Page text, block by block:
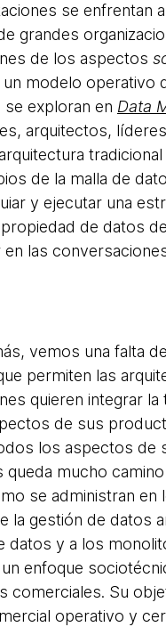
se enfrentan
grandes
de los aspectos
modelo operativo
se exploran en Data
arquitectos,
de la malla de
y ejecutar una
de datos
las
vemos una falta
permiten las
quieren integrar
de sus
los aspectos de
queda mucho
se administran
la gestión de datos
datos y a los
enfoque
comerciales. Su
operativo y